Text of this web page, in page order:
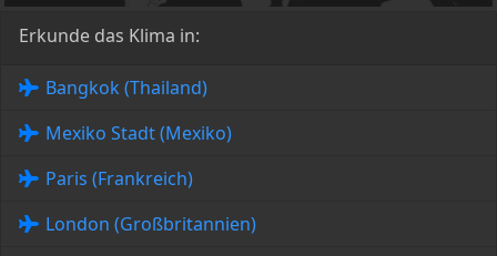
Erkunde das Klima in:
Bangkok (Thailand)
Mexiko Stadt (Mexiko)
Paris (Frankreich)
London (Großbritannien)